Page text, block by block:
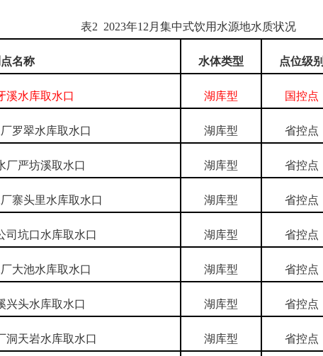
表2 2023年12月集中式饮用水源地水质状况
名称 水体类型 点位级别
溪水库取水口 湖库型 国控点
罗翠水库取水口 湖库型 省控点
厂严坊溪取水口 湖库型 省控点
寨头里水库取水口 湖库型 省控点
司坑口水库取水口 湖库型 省控点
大池水库取水口 湖库型 省控点
兴头水库取水口 湖库型 省控点
洞天岩水库取水口 湖库型 省控点